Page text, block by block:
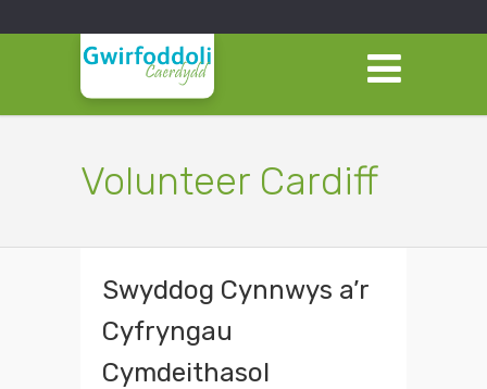
Volunteer Cardiff
Swyddog Cynnwys a’r
Cyfryngau
Cymdeithasol